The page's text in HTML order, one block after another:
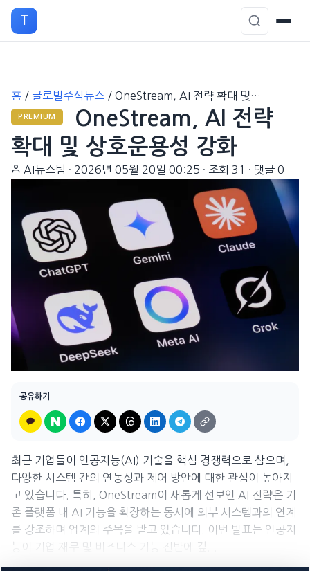
T
홈 / 글로벌주식뉴스 / OneStream, AI 전략 확대 및…
PREMIUM
OneStream, AI 전략
확대 및 상호운용성 강화
AI뉴스팀 · 2026년 05월 20일 00:25 · 조회 31 · 댓글 0
공유하기
최근 기업들이 인공지능(AI) 기술을 핵심 경쟁력으로 삼으며,
다양한 시스템 간의 연동성과 제어 방안에 대한 관심이 높아지
고 있습니다. 특히, OneStream이 새롭게 선보인 AI 전략은 기
존 플랫폼 내 AI 기능을 확장하는 동시에 외부 시스템과의 연계
를 강조하며 업계의 주목을 받고 있습니다. 이번 발표는 인공지
능이 기업 재무 및 비즈니스 기능 전반에 깊...